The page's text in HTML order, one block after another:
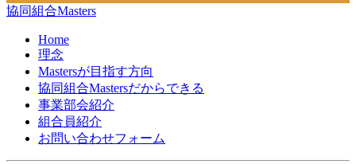
協同組合Masters
Home
理念
Mastersが目指す方向
協同組合Mastersだからできる
事業部会紹介
組合員紹介
お問い合わせフォーム